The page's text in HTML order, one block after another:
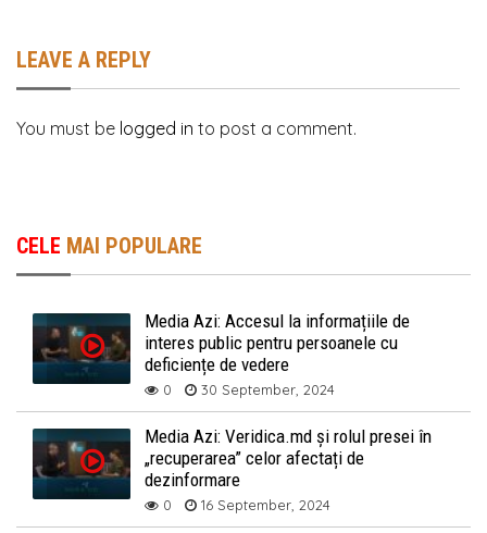
LEAVE A REPLY
You must be logged in to post a comment.
CELE MAI POPULARE
Media Azi: Accesul la informațiile de
interes public pentru persoanele cu
deficiențe de vedere
0 30 September, 2024
Media Azi: Veridica.md și rolul presei în
„recuperarea” celor afectați de
dezinformare
0 16 September, 2024